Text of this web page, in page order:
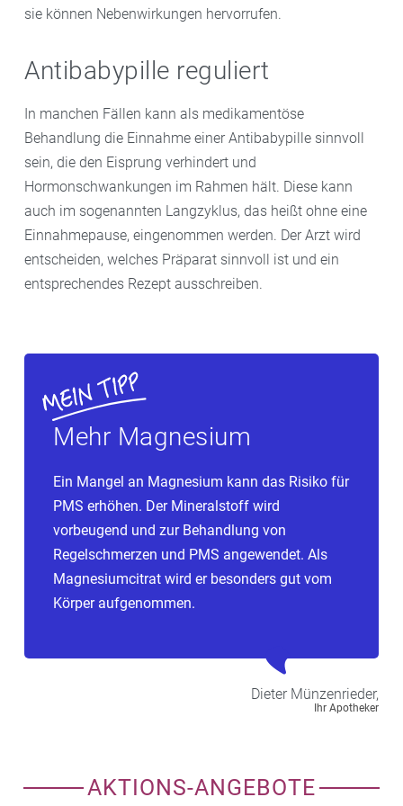
jedoch die Wirkung anderer Medikamente und der
Apotheke beraten wir Sie dazu gerne.
sie können Nebenwirkungen hervorrufen.
Antibabypille reguliert
In manchen Fällen kann als medikamentöse
Behandlung die Einnahme einer Antibabypille sinnvoll
sein, die den Eisprung verhindert und
Hormonschwankungen im Rahmen hält. Diese kann
auch im sogenannten Langzyklus, das heißt ohne eine
Einnahmepause, eingenommen werden. Der Arzt wird
entscheiden, welches Präparat sinnvoll ist und ein
entsprechendes Rezept ausschreiben.
Mehr Magnesium
Ein Mangel an Magnesium kann das Risiko für
PMS erhöhen. Der Mineralstoff wird
vorbeugend und zur Behandlung von
Regelschmerzen und PMS angewendet. Als
Magnesiumcitrat wird er besonders gut vom
Körper aufgenommen.
Dieter Münzenrieder,
Ihr Apotheker
AKTIONS-ANGEBOTE